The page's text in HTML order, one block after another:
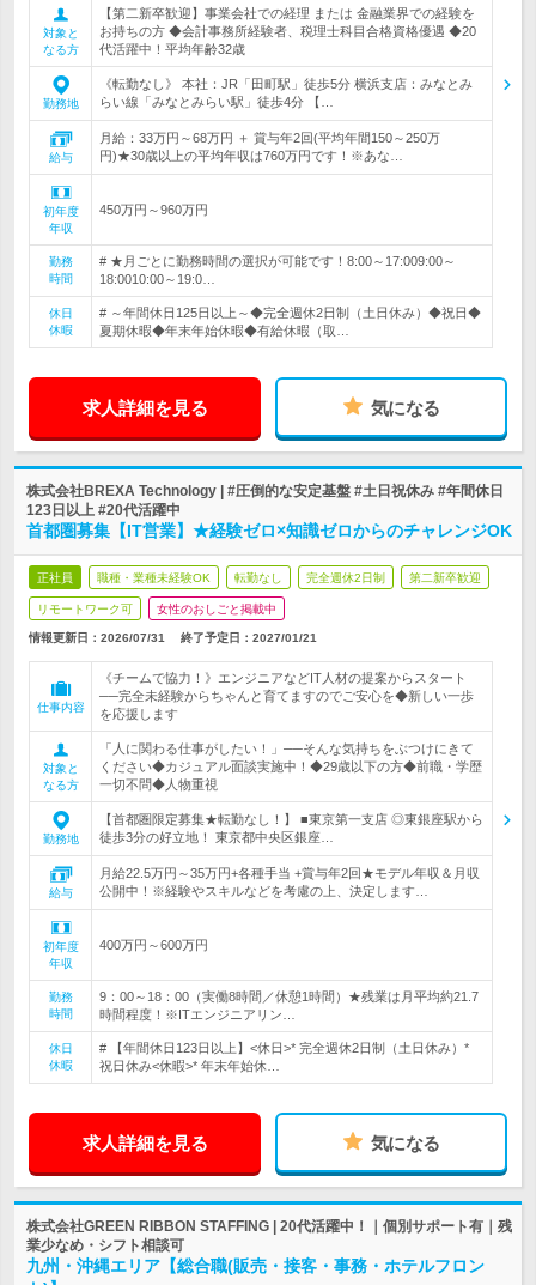
対象と
なる方
【第二新卒歓迎】事業会社での経理 または 金融業界での経験を
お持ちの方 ◆会計事務所経験者、税理士科目合格資格優遇 ◆20
代活躍中！平均年齢32歳
勤務地
《転勤なし》 本社：JR「田町駅」徒歩5分 横浜支店：みなとみ
らい線「みなとみらい駅」徒歩4分 【…
給与
月給：33万円～68万円 ＋ 賞与年2回(平均年間150～250万
円)★30歳以上の平均年収は760万円です！※あな…
初年度
年収
450万円～960万円
勤務
時間
# ★月ごとに勤務時間の選択が可能です！8:00～17:009:00～
18:0010:00～19:0…
休日
休暇
# ～年間休日125日以上～◆完全週休2日制（土日休み）◆祝日◆
夏期休暇◆年末年始休暇◆有給休暇（取…
求人詳細を見る 気になる
株式会社BREXA Technology | #圧倒的な安定基盤 #土日祝休み #年間休日
123日以上 #20代活躍中
首都圏募集【IT営業】★経験ゼロ×知識ゼロからのチャレンジOK
正社員 職種・業種未経験OK 転勤なし 完全週休2日制 第二新卒歓迎
リモートワーク可 女性のおしごと掲載中
情報更新日：2026/07/31 終了予定日： 2027/01/21
仕事内容
《チームで協力！》エンジニアなどIT人材の提案からスタート
──完全未経験からちゃんと育てますのでご安心を◆新しい一歩
を応援します
対象と
なる方
「人に関わる仕事がしたい！」──そんな気持ちをぶつけにきて
ください◆カジュアル面談実施中！◆29歳以下の方◆前職・学歴
一切不問◆人物重視
勤務地
【首都圏限定募集★転勤なし！】 ■東京第一支店 ◎東銀座駅から
徒歩3分の好立地！ 東京都中央区銀座…
給与
月給22.5万円～35万円+各種手当 +賞与年2回★モデル年収＆月収
公開中！※経験やスキルなどを考慮の上、決定します…
初年度
年収
400万円～600万円
勤務
時間
9：00～18：00（実働8時間／休憩1時間）★残業は月平均約21.7
時間程度！※ITエンジニアリン…
休日
休暇
# 【年間休日123日以上】<休日>* 完全週休2日制（土日休み）*
祝日休み<休暇>* 年末年始休…
求人詳細を見る 気になる
株式会社GREEN RIBBON STAFFING | 20代活躍中！｜個別サポート有｜残
業少なめ・シフト相談可
九州・沖縄エリア【総合職(販売・接客・事務・ホテルフロン